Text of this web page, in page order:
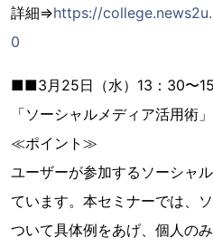
詳細⇒https://
0
■■3月25日（水）13：30〜
「ソーシャルメディア活用術
≪ポイント≫
ユーザーが参加するソーシャ
ています。本セミナーでは、
ついて具体例をあげ、個人の